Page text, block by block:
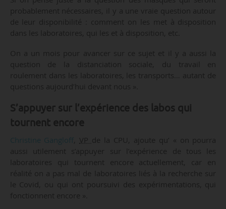
probablement nécessaires, il y a une vraie question autour
de leur disponibilité : comment on les met à disposition
dans les laboratoires, qui les et à disposition, etc.
On a un mois pour avancer sur ce sujet et il y a aussi la
question de la distanciation sociale, du travail en
roulement dans les laboratoires, les transports… autant de
questions aujourd’hui devant nous ».
S’appuyer sur l’expérience des labos qui
tournent encore
Christine Gangloff VP de la CPU, ajoute qu’ « on pourra
aussi utilement s’appuyer sur l’expérience de tous les
laboratoires qui tournent encore actuellement, car en
réalité on a pas mal de laboratoires liés à la recherche sur
le Covid, ou qui ont poursuivi des expérimentations, qui
fonctionnent encore ».